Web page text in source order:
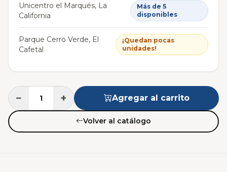
Unicentro el Marqués, La
California
Más de 5
disponibles
Parque Cerro Verde, El
Cafetal
¡Quedan pocas
unidades!
− + Agregar al carrito
Volver al catálogo